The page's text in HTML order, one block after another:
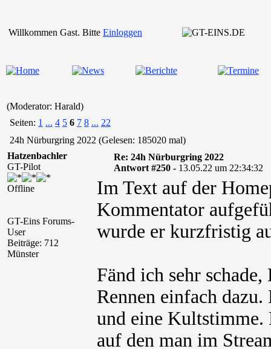
Willkommen Gast. Bitte Einloggen
(Moderator: Harald)
Seiten: 1 ... 4 5 6 7 8 ... 22
24h Nürburgring 2022 (Gelesen: 185020 mal)
Hatzenbachler
GT-Pilot
Offline
GT-Eins Forums-
User
Beiträge: 712
Münster
Re: 24h Nürburgring 2022
Antwort #250 - 13.05.22 um 22:34:32
Im Text auf der
Kommentator
wurde er kurzfristig
Fänd ich sehr
Rennen einfach
und eine Kultstimme.
auf den man im